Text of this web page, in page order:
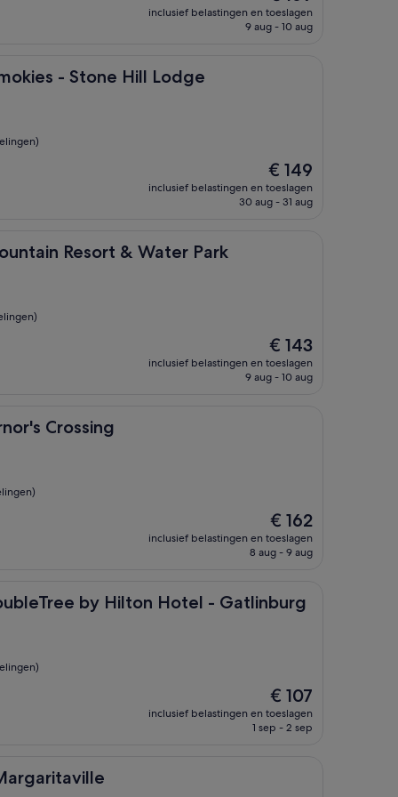
prijs
is
inclusief belastingen en toeslagen
9 aug - 10 aug
- Stone Hill Lodge
Hill Lodge
De
prijs
is
€ 149
inclusief belastingen en toeslagen
30 aug - 31 aug
Resort & Water Park
& Water Park
De
prijs
is
€ 143
inclusief belastingen en toeslagen
9 aug - 10 aug
Crossing
De
prijs
is
€ 162
inclusief belastingen en toeslagen
8 aug - 9 aug
by Hilton Hotel - Gatlinburg
by Hilton Hotel - Gatlinburg
De
prijs
is
€ 107
inclusief belastingen en toeslagen
1 sep - 2 sep